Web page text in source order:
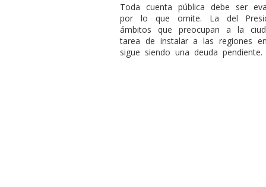
Toda cuenta pública debe ser
por lo que omite. La del
ámbitos que preocupan a la
tarea de instalar a las regiones
sigue siendo una deuda pendiente.